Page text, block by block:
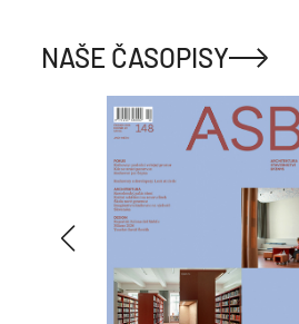
NAŠE ČASOPISY